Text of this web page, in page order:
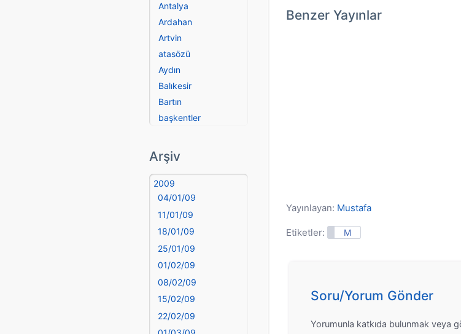
Benzer Yayınlar
Yayınlayan: Mustafa
Etiketler: M
Soru/Yorum Gönder
Yorumunla katkıda bulunmak veya
Antalya
Ardahan
Artvin
atasözü
Aydın
Balıkesir
Bartın
başkentler
Bayburt
Bilecik
Bingöl
Bitlis
Bolu
Burdur
Bursa
Çanakkale
Çankırı
Çorum
Arşiv
2009
04/01/09
11/01/09
18/01/09
25/01/09
01/02/09
08/02/09
15/02/09
22/02/09